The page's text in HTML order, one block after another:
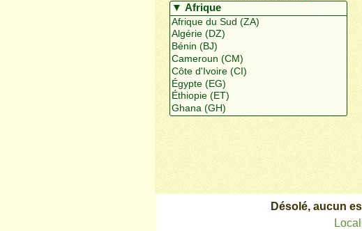
Désolé, aucun